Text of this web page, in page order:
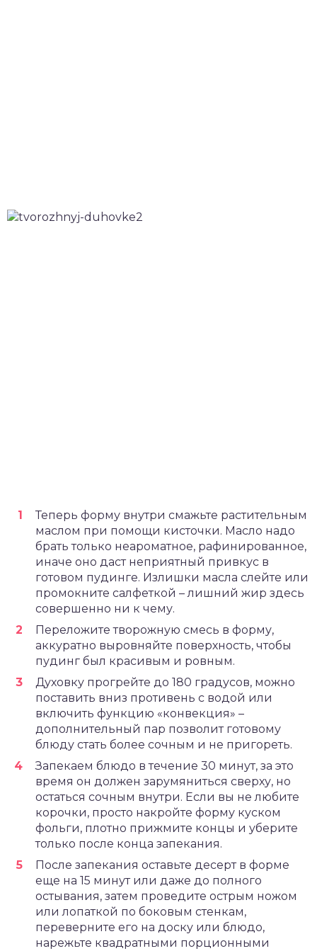
Теперь форму внутри смажьте растительным
маслом при помощи кисточки. Масло надо
брать только неароматное, рафинированное,
иначе оно даст неприятный привкус в
готовом пудинге. Излишки масла слейте или
промокните салфеткой – лишний жир здесь
совершенно ни к чему.
Переложите творожную смесь в форму,
аккуратно выровняйте поверхность, чтобы
пудинг был красивым и ровным.
Духовку прогрейте до 180 градусов, можно
поставить вниз противень с водой или
включить функцию «конвекция» –
дополнительный пар позволит готовому
блюду стать более сочным и не пригореть.
Запекаем блюдо в течение 30 минут, за это
время он должен зарумяниться сверху, но
остаться сочным внутри. Если вы не любите
корочки, просто накройте форму куском
фольги, плотно прижмите концы и уберите
только после конца запекания.
После запекания оставьте десерт в форме
еще на 15 минут или даже до полного
остывания, затем проведите острым ножом
или лопаткой по боковым стенкам,
переверните его на доску или блюдо,
нарежьте квадратными порционными